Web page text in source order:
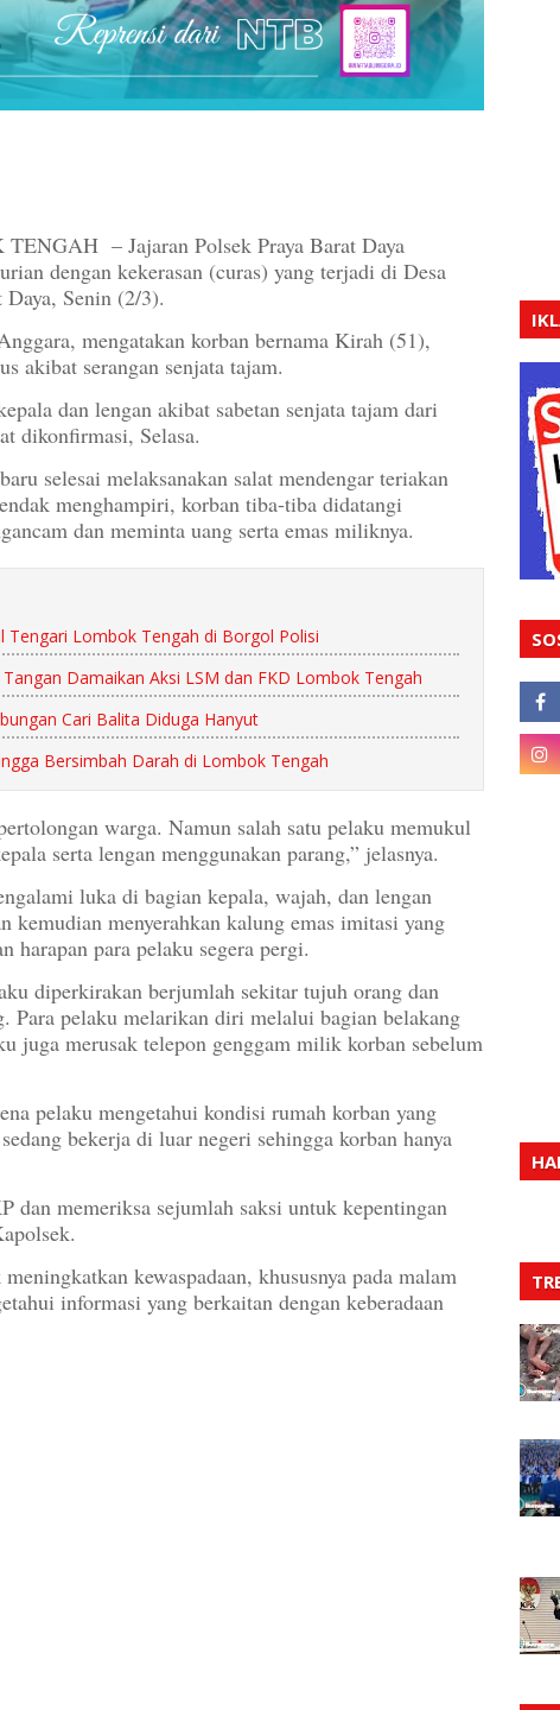
– Jajaran Polsek Praya Barat Daya
dengan kekerasan (curas) yang terjadi di Desa
Daya, Senin (2/3).
mengatakan korban bernama Kirah (51),
akibat serangan senjata tajam.
dan lengan akibat sabetan senjata tajam dari
dikonfirmasi, Selasa.
selesai melaksanakan salat mendengar teriakan
menghampiri, korban tiba-tiba didatangi
dan meminta uang serta emas miliknya.
Tengari Lombok Tengah di Borgol Polisi
Damaikan Aksi LSM dan FKD Lombok Tengah
Cari Balita Diduga Hanyut
Bersimbah Darah di Lombok Tengah
warga. Namun salah satu pelaku memukul
serta lengan menggunakan parang,” jelasnya.
luka di bagian kepala, wajah, dan lengan
kemudian menyerahkan kalung emas imitasi yang
harapan para pelaku segera pergi.
diperkirakan berjumlah sekitar tujuh orang dan
Para pelaku melarikan diri melalui bagian belakang
juga merusak telepon genggam milik korban sebelum
pelaku mengetahui kondisi rumah korban yang
bekerja di luar negeri sehingga korban hanya
dan memeriksa sejumlah saksi untuk kepentingan
kewaspadaan, khususnya pada malam
informasi yang berkaitan dengan keberadaan